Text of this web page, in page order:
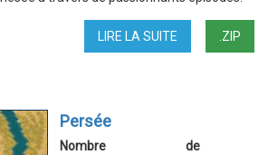
.ZIP
LIRE LA SUITE
THÉSÉE
Persée
Nombre de